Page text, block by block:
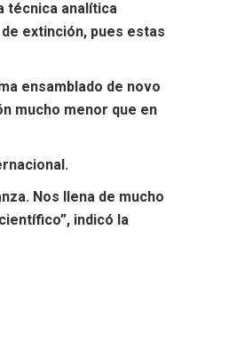
técnica analítica
extinción, pues estas
ensamblado de novo
mucho menor que en
Nos llena de mucho
indicó la